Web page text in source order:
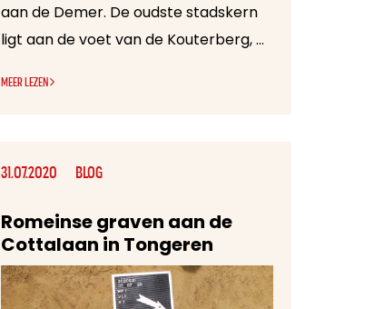
aan de Demer. De oudste stadskern
ligt aan de voet van de Kouterberg, één van de ijzerzandsteenheuvels die zo karakteristiek zijn voor het Hageland. Aarschot ontwikkelde zich verder aan de rechteroever van de Demer naar het noorden en noordoosten toe, de riviervlakte in met de zijrivier de Grote Laak die als aftakking kon gebruikt worden om eventuele wateroverlast te regelen.
MEER LEZEN
31.07.2020 BLOG
Romeinse graven aan de
Cottalaan in Tongeren